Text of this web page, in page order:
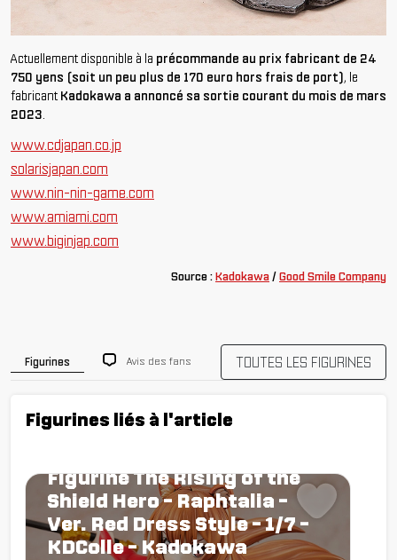
Actuellement disponible à la précommande au prix fabricant de 24
750 yens (soit un peu plus de 170 euro hors frais de port), le
fabricant Kadokawa a annoncé sa sortie courant du mois de mars
2023.
www.cdjapan.co.jp
solarisjapan.com
www.nin-nin-game.com
www.amiami.com
www.biginjap.com
Source :Kadokawa/Good Smile Company
Figurines Avis des fans TOUTES LES FIGURINES
Figurines liés à l'article
Figurine The Rising of the
Shield Hero - Raphtalia -
Ver. Red Dress Style - 1/7 -
KDColle - Kadokawa